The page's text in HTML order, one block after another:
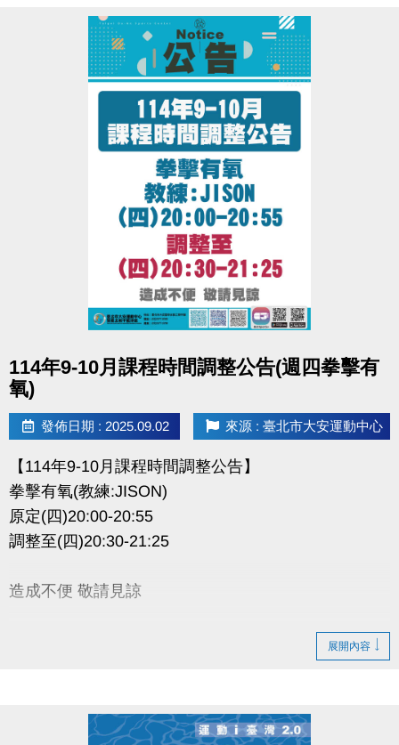
※06:00-22:00營運時間內，請至B1泳池櫃台或三樓體
適能櫃台領券，即可免費進場。
※泳池容留人數250人，體適能容留人數80人，達人數
上限即停止入場，採一進一出管理，請排隊依序等
※體適能使用須滿16歲(含)以上，進場請遵守泳池、體
適能場館管理規範，違者恕不得入場。
※體適能每人每次進場限時1小時，超過使用時間請出
場後重新排隊，如逾期未出場重排，將依場館規定補
114年9-10月課程時間調整公告(週四拳擊有
氧)
發佈日期 : 2025.09.02 來源 : 臺北市大安運動中心
【114年9-10月課程時間調整公告】
拳擊有氧(教練:JISON)
原定(四)20:00-20:55
調整至(四)20:30-21:25
造成不便 敬請見諒
展開內容